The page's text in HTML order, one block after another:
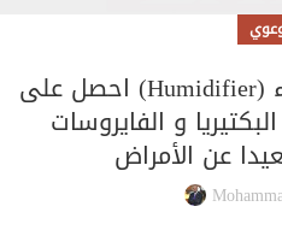
مع أجهزة ترطيب الهواء (‏Humidifier) احصل على
و ‏الفايروسات
عن الأمراض